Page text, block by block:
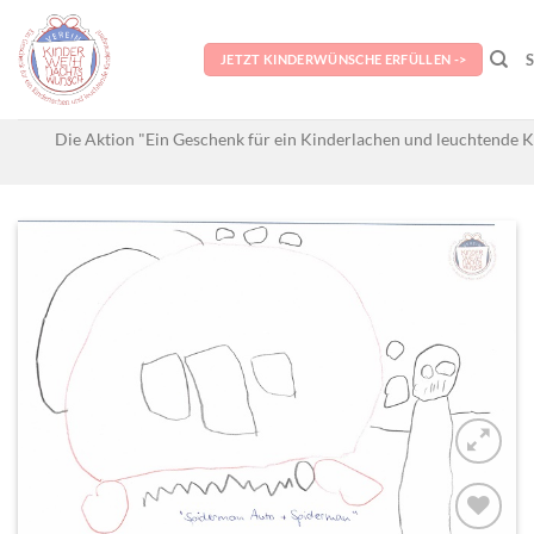
content
JETZT KINDERWÜNSCHE ERFÜLLEN ->
Die Aktion "Ein Geschenk für ein Kinderlachen und leuchtende